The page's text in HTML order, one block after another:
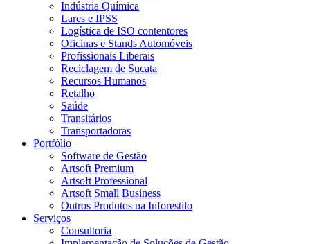
Indústria Química
Lares e IPSS
Logística de ISO contentores
Oficinas e Stands Automóveis
Profissionais Liberais
Reciclagem de Sucata
Recursos Humanos
Retalho
Saúde
Transitários
Transportadoras
Portfólio
Software de Gestão
Artsoft Premium
Artsoft Professional
Artsoft Small Business
Outros Produtos na Inforestilo
Serviços
Consultoria